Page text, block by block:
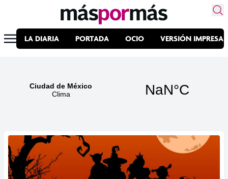
LA DIARIA PORTADA OCIO VERSIÓN IMPRESA